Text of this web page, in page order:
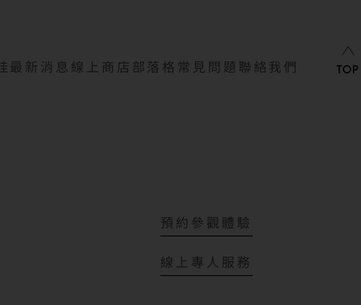
最新消息 線上商店 部落格 常見問題 聯絡我們
預約參觀體驗
線上專人服務